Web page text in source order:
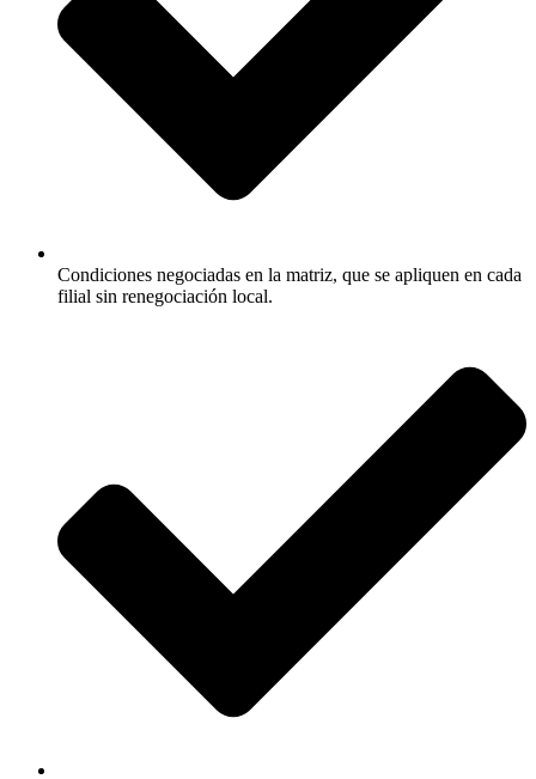
Condiciones negociadas en la matriz, que se apliquen en cada
filial sin renegociación local.